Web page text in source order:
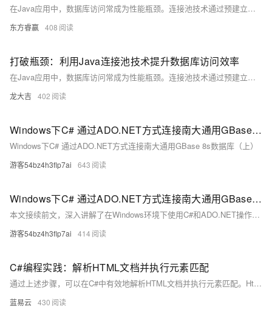
在Java应用中，数据库访问常成为性能瓶颈。连接池技术通过预建立并复用数据库连接，有效减少连接开销，提升访问效率。本文介绍了连接池的工作原理、优势及实现方法，并提供了HikariCP的示例代码。
东方睿赢 408
打破瓶颈：利用Java连接池技术提升数据库访问效率
在Java应用中，数据库访问常成为性能瓶颈。连接池技术通过预建立并复用数据库连接，避免了频繁的连接建立和断开，显著提升了数据库访问效率。常见的连接池库包括HikariCP、C3P0和DBCP，它们提供了丰富的配置选项和强大的功能，帮助优化应用性能。
龙大吉 402
Windows下C# 通过ADO.NET方式连接南大通用GBase 8s数据库（上）
Windows下C# 通过ADO.NET方式连接南大通用GBase 8s数据库（上）
游客54bz4h3flp7ai 643
Windows下C# 通过ADO.NET方式连接南大通用GBase 8s数据库（下）
本文接续前文，深入讲解了在Windows环境下使用C#和ADO.NET操作南大通用GBase 8s数据库的方法。通过Visual Studio 2022创建项目，添加GBase 8s的DLL引用，并提供了详细的C#代码示例，涵盖数据库连接、表的创建与修改、数据的增删查改等操作，旨在帮助开发者提高数据库管理效率。
游客54bz4h3flp7ai 414
C#编程实践：解析HTML文档并执行元素匹配
通过上述步骤，可以在C#中有效地解析HTML文档并执行元素匹配。HtmlAgilityPack提供了一个强大而灵活的工具集，可以处理各种HTML解析任务。
蓝易云 430